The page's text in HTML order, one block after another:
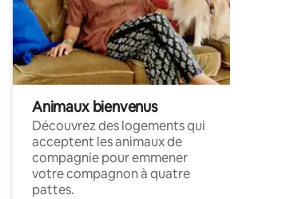
Animaux bienvenus
Découvrez des logements qui
acceptent les animaux de
compagnie pour emmener
votre compagnon à quatre
pattes.